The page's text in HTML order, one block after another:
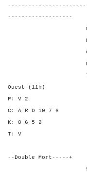
-------------------
Nord
P: 9
C:
K: D
T:
Ouest
P: V 2
C: A
K: 8
T: V
--Double Mort-----+
Sud